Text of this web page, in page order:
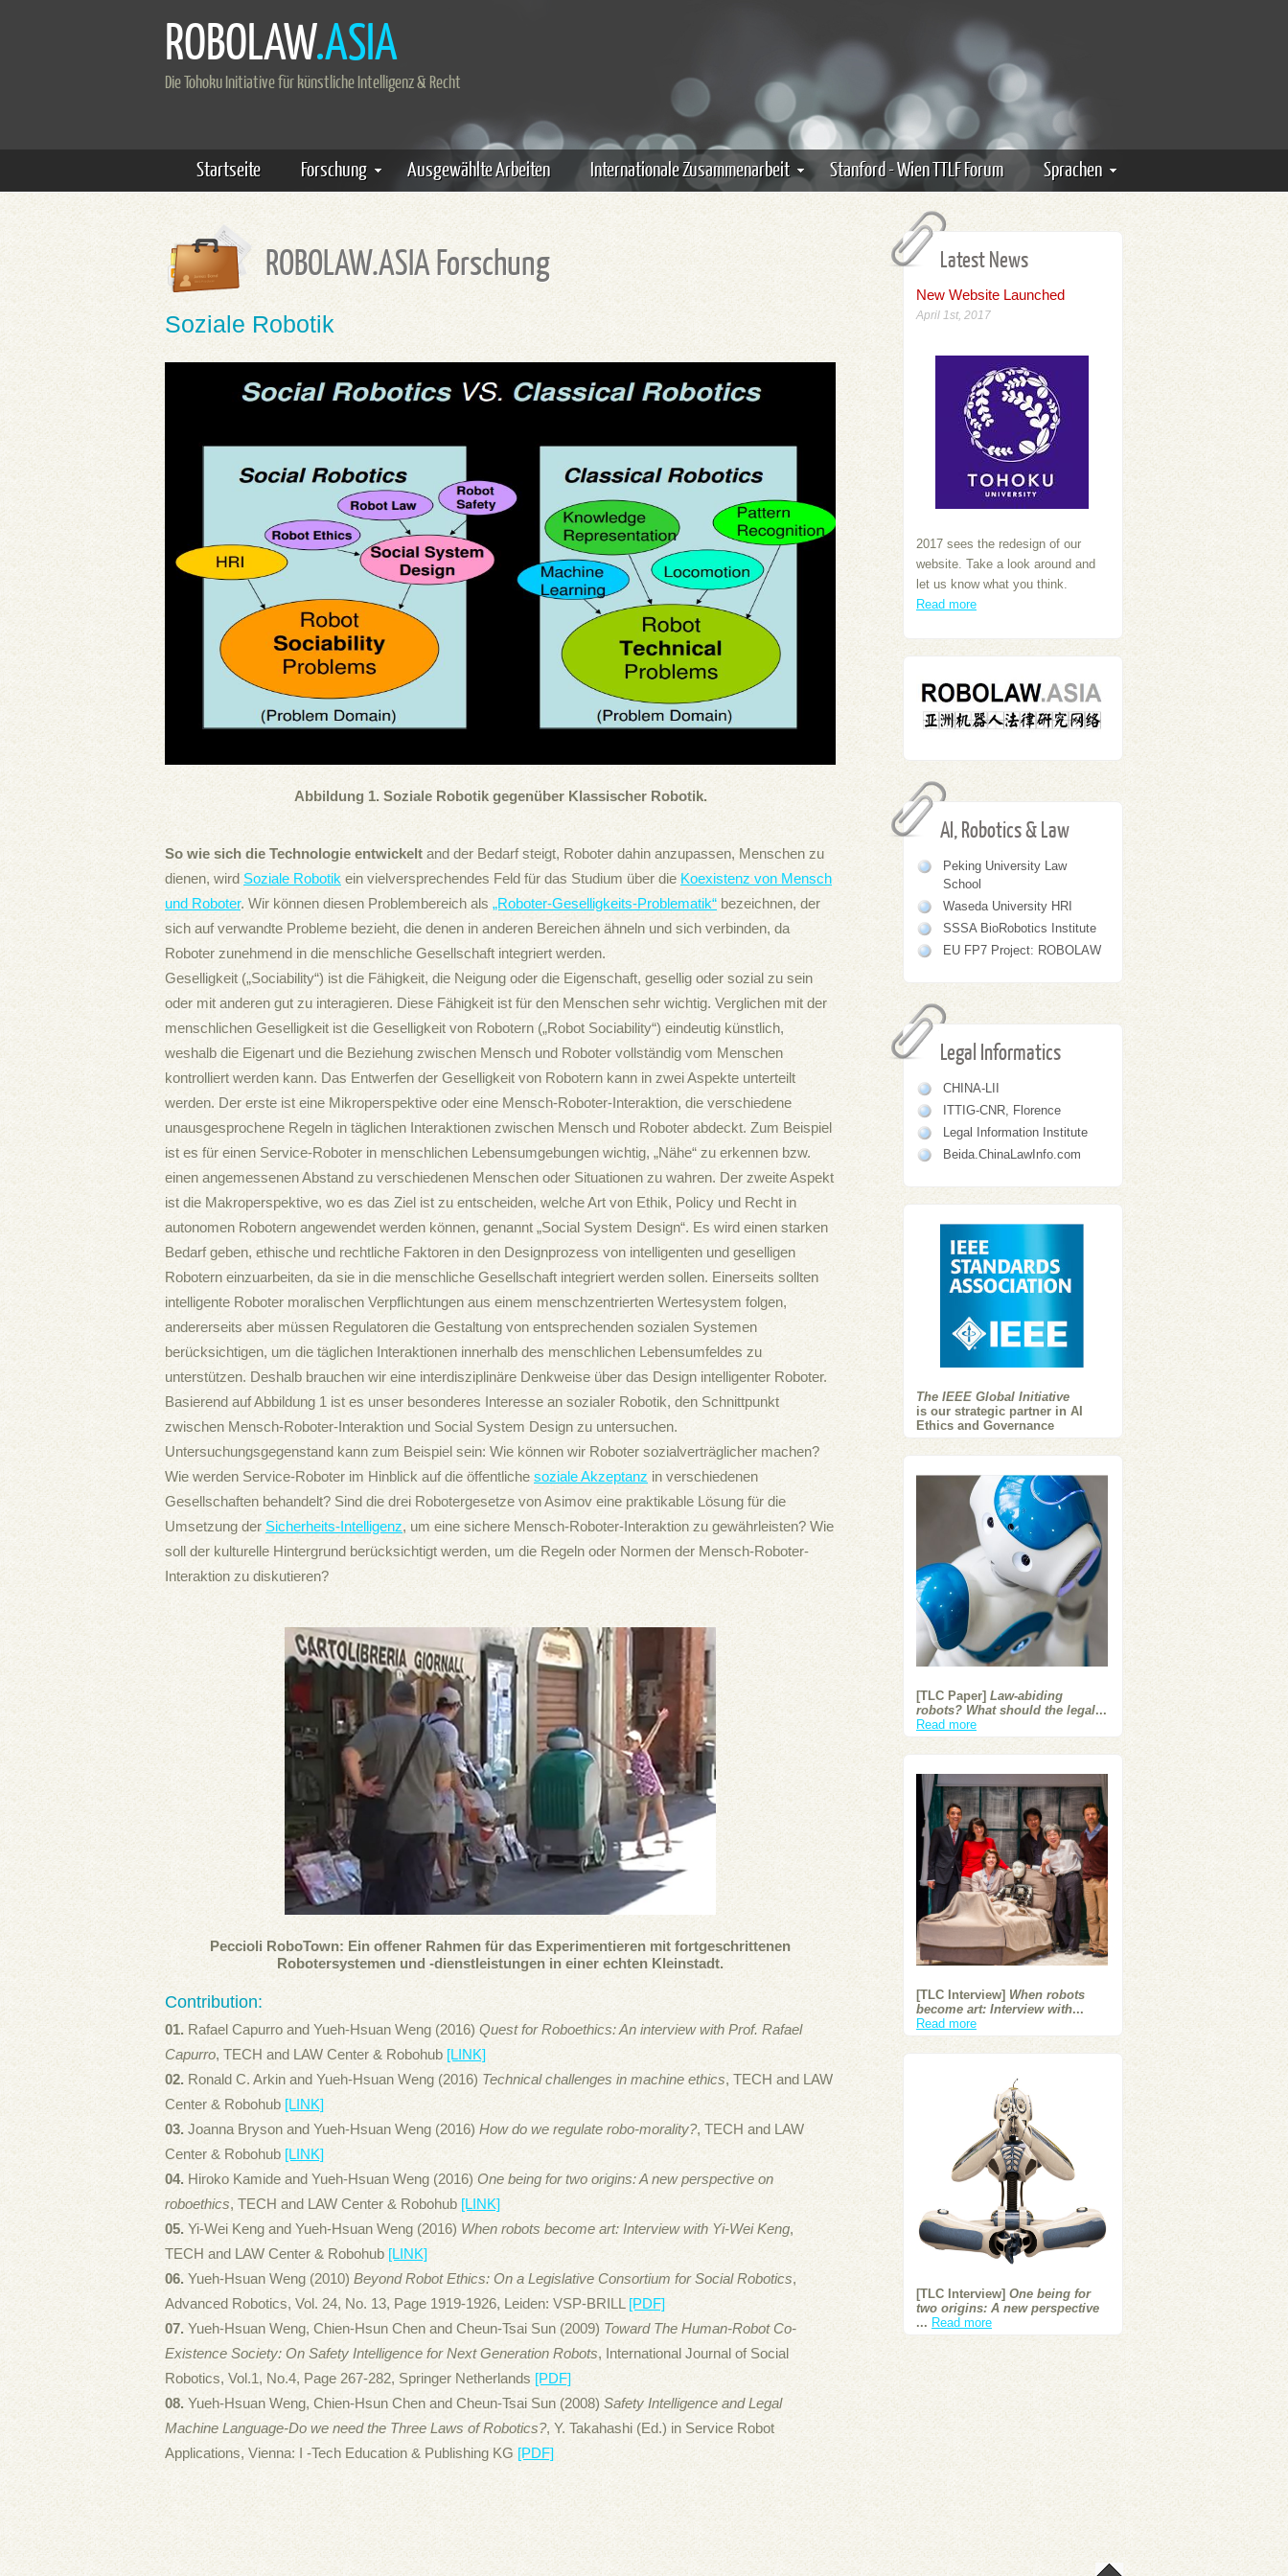
ROBOLAW.ASIA
Die Tohoku Initiative für künstliche Intelligenz & Recht
Startseite Forschung Ausgewählte Arbeiten Internationale Zusammenarbeit Stanford - Wien TTLF Forum Sprachen
Latest News
New Website Launched
April 1st, 2017
2017 sees the redesign of our
website. Take a look around and
let us know what you think.
Read more
AI, Robotics & Law
Peking University Law
School
Waseda University HRI
SSSA BioRobotics Institute
EU FP7 Project: ROBOLAW
Legal Informatics
CHINA-LII
ITTIG-CNR, Florence
Legal Information Institute
Beida.ChinaLawInfo.com
The IEEE Global Initiative
is our strategic partner in AI
Ethics and Governance
[TLC Paper] Law-abiding
robots? What should the legal...
Read more
[TLC Interview] When robots
become art: Interview with...
Read more
[TLC Interview] One being for
two origins: A new perspective
... Read more
ROBOLAW.ASIA Forschung
Soziale Robotik
Abbildung 1. Soziale Robotik gegenüber Klassischer Robotik.
So wie sich die Technologie entwickelt and der Bedarf steigt, Roboter dahin anzupassen, Menschen zu
dienen, wird Soziale Robotik ein vielversprechendes Feld für das Studium über die Koexistenz von Mensch
und Roboter. Wir können diesen Problembereich als „Roboter-Geselligkeits-Problematik“ bezeichnen, der
sich auf verwandte Probleme bezieht, die denen in anderen Bereichen ähneln und sich verbinden, da
Roboter zunehmend in die menschliche Gesellschaft integriert werden.
Geselligkeit („Sociability“) ist die Fähigkeit, die Neigung oder die Eigenschaft, gesellig oder sozial zu sein
oder mit anderen gut zu interagieren. Diese Fähigkeit ist für den Menschen sehr wichtig. Verglichen mit der
menschlichen Geselligkeit ist die Geselligkeit von Robotern („Robot Sociability“) eindeutig künstlich,
weshalb die Eigenart und die Beziehung zwischen Mensch und Roboter vollständig vom Menschen
kontrolliert werden kann. Das Entwerfen der Geselligkeit von Robotern kann in zwei Aspekte unterteilt
werden. Der erste ist eine Mikroperspektive oder eine Mensch-Roboter-Interaktion, die verschiedene
unausgesprochene Regeln in täglichen Interaktionen zwischen Mensch und Roboter abdeckt. Zum Beispiel
ist es für einen Service-Roboter in menschlichen Lebensumgebungen wichtig, „Nähe“ zu erkennen bzw.
einen angemessenen Abstand zu verschiedenen Menschen oder Situationen zu wahren. Der zweite Aspekt
ist die Makroperspektive, wo es das Ziel ist zu entscheiden, welche Art von Ethik, Policy und Recht in
autonomen Robotern angewendet werden können, genannt „Social System Design“. Es wird einen starken
Bedarf geben, ethische und rechtliche Faktoren in den Designprozess von intelligenten und geselligen
Robotern einzuarbeiten, da sie in die menschliche Gesellschaft integriert werden sollen. Einerseits sollten
intelligente Roboter moralischen Verpflichtungen aus einem menschzentrierten Wertesystem folgen,
andererseits aber müssen Regulatoren die Gestaltung von entsprechenden sozialen Systemen
berücksichtigen, um die täglichen Interaktionen innerhalb des menschlichen Lebensumfeldes zu
unterstützen. Deshalb brauchen wir eine interdisziplinäre Denkweise über das Design intelligenter Roboter.
Basierend auf Abbildung 1 ist es unser besonderes Interesse an sozialer Robotik, den Schnittpunkt
zwischen Mensch-Roboter-Interaktion und Social System Design zu untersuchen.
Untersuchungsgegenstand kann zum Beispiel sein: Wie können wir Roboter sozialverträglicher machen?
Wie werden Service-Roboter im Hinblick auf die öffentliche soziale Akzeptanz in verschiedenen
Gesellschaften behandelt? Sind die drei Robotergesetze von Asimov eine praktikable Lösung für die
Umsetzung der Sicherheits-Intelligenz, um eine sichere Mensch-Roboter-Interaktion zu gewährleisten? Wie
soll der kulturelle Hintergrund berücksichtigt werden, um die Regeln oder Normen der Mensch-Roboter-
Interaktion zu diskutieren?
Peccioli RoboTown: Ein offener Rahmen für das Experimentieren mit fortgeschrittenen
Robotersystemen und -dienstleistungen in einer echten Kleinstadt.
Contribution:
01. Rafael Capurro and Yueh-Hsuan Weng (2016) Quest for Roboethics: An interview with Prof. Rafael
Capurro, TECH and LAW Center & Robohub [LINK]
02. Ronald C. Arkin and Yueh-Hsuan Weng (2016) Technical challenges in machine ethics, TECH and LAW
Center & Robohub [LINK]
03. Joanna Bryson and Yueh-Hsuan Weng (2016) How do we regulate robo-morality?, TECH and LAW
Center & Robohub [LINK]
04. Hiroko Kamide and Yueh-Hsuan Weng (2016) One being for two origins: A new perspective on
roboethics, TECH and LAW Center & Robohub [LINK]
05. Yi-Wei Keng and Yueh-Hsuan Weng (2016) When robots become art: Interview with Yi-Wei Keng,
TECH and LAW Center & Robohub[LINK]
06. Yueh-Hsuan Weng (2010) Beyond Robot Ethics: On a Legislative Consortium for Social Robotics,
Advanced Robotics, Vol. 24, No. 13, Page 1919-1926, Leiden: VSP-BRILL [PDF]
07. Yueh-Hsuan Weng, Chien-Hsun Chen and Cheun-Tsai Sun (2009) Toward The Human-Robot Co-
Existence Society: On Safety Intelligence for Next Generation Robots, International Journal of Social
Robotics, Vol.1, No.4, Page 267-282, Springer Netherlands [PDF]
08. Yueh-Hsuan Weng, Chien-Hsun Chen and Cheun-Tsai Sun (2008) Safety Intelligence and Legal
Machine Language-Do we need the Three Laws of Robotics?, Y. Takahashi (Ed.) in Service Robot
Applications, Vienna: I -Tech Education & Publishing KG [PDF]